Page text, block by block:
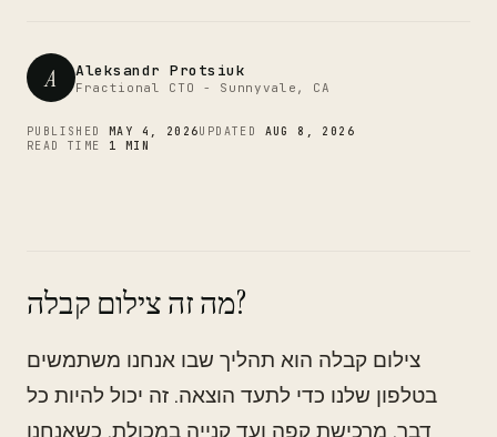
A Aleksandr Protsiuk
Fractional CTO - Sunnyvale, CA
PUBLISHED MAY 4, 2026UPDATED AUG 8, 2026
READ TIME 1 MIN
מה זה צילום קבלה?
צילום קבלה הוא תהליך שבו אנחנו משתמשים
בטלפון שלנו כדי לתעד הוצאה. זה יכול להיות כל
דבר, מרכישת קפה ועד קנייה במכולת. כשאנחנו